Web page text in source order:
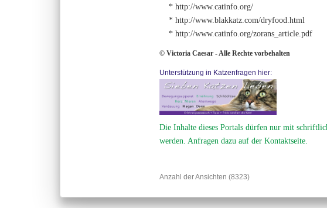
* http://www.catinfo.org/
* http://www.blakkatz.com/dryfood.html
* http://www.catinfo.org/zorans_article.pdf
© Victoria Caesar - Alle Rechte vorbehalten
Unterstützung in Katzenfragen hier:
Die Inhalte dieses Portals dürfen nur mit
werden. Anfragen dazu auf der Kontaktseite.
Anzahl der Ansichten (8323)